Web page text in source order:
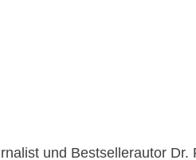
und Bestsellerautor Dr.